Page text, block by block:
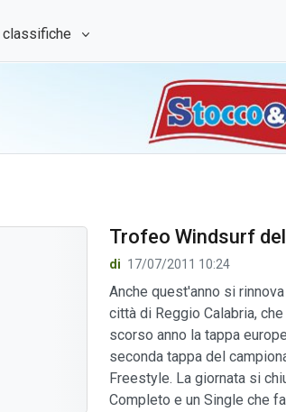
Trofeo Windsurf
di 17/07/2011 10:24
Anche quest'anno si
città di Reggio Calabria,
scorso anno la tappa
seconda tappa del
Freestyle. La giornata si
Completo e un Single che